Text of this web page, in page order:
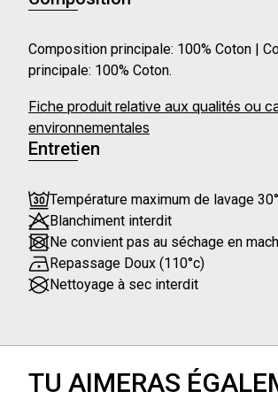
Composition principale: 100% Coton |
principale: 100% Coton.
Fiche produit relative aux qualités ou
environnementales
Entretien
Température maximum de lavage
Blanchiment interdit
Ne convient pas au séchage en
Repassage Doux (110°c)
Nettoyage à sec interdit
TU AIMERAS